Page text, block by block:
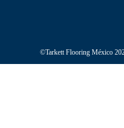
©Tarkett Flooring México